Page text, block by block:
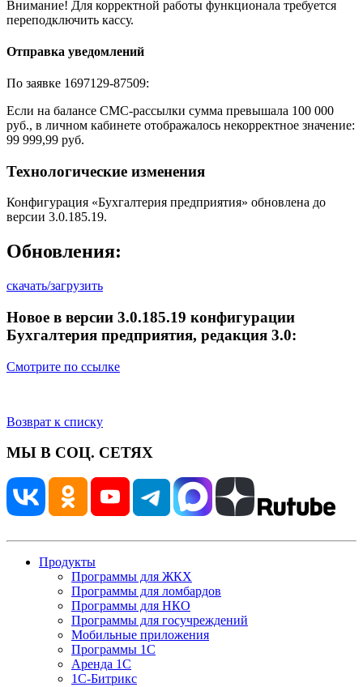
Внимание! Для корректной работы функционала требуется
переподключить кассу.
Отправка уведомлений
По заявке 1697129-87509:
Если на балансе СМС-рассылки сумма превышала 100 000
руб., в личном кабинете отображалось некорректное значение:
99 999,99 руб.
Технологические изменения
Конфигурация «Бухгалтерия предприятия» обновлена до
версии 3.0.185.19.
Обновления:
скачать/загрузить
Новое в версии 3.0.185.19 конфигурации
Бухгалтерия предприятия, редакция 3.0:
Смотрите по ссылке
Возврат к списку
МЫ В СОЦ. СЕТЯХ
Продукты
Программы для ЖКХ
Программы для ломбардов
Программы для НКО
Программы для госучреждений
Мобильные приложения
Программы 1С
Аренда 1С
1С-Битрикс